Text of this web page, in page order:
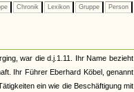
Chronik Lexikon Gruppe Person
war die d.j.1.11. Ihr Name bezieht
Ihr Führer Eberhard Köbel, genannt
ein wie die Beschäftigung mit